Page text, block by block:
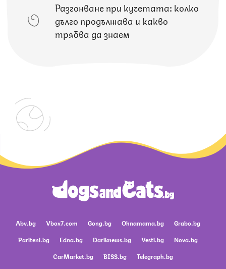
Разгонване при кучетата: колко
дълго продължава и какво
трябва да знаем
Abv.bg Vbox7.com Gong.bg Ohnamama.bg
Grabo.bg
Pariteni.bg
Edna.bg Dariknews.bg Vesti.bg
Nova.bg
CarMarket.bg
BISS.bg Telegraph.bg